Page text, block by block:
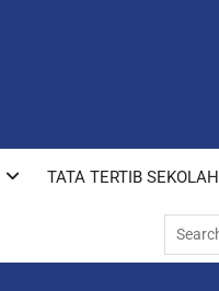
TATA TERTIB SEKOLAH
Search
for: